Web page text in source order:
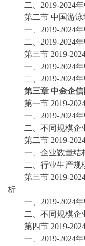
二、 2019-2024
第二节 中国游
一、 2019-2024
二、 2019-2024
第三节 2019-
一、 2019-2024
二、 2019-2024
第三章 中金企
第一节 2019-
一、 2019-2024
二、不同规模企
第二节 2019-
一、企业数量结
二、行业生产规
第三节 2019-
析
一、 2019-2024
二、不同规模企
第四节 2019-
一、 2019-2024